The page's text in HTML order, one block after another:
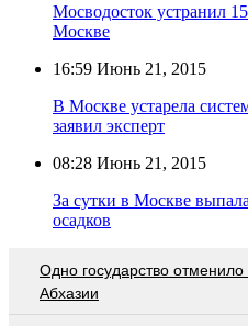
Мосводосток устранил
Москве
16:59 Июнь 21, 2015
В Москве устарела
заявил эксперт
08:28 Июнь 21, 2015
За сутки в Москве
осадков
Одно государство
Абхазии